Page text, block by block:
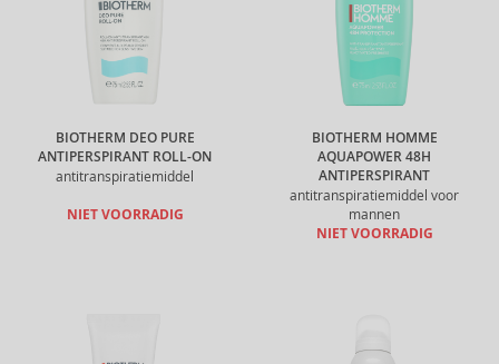
BIOTHERM DEO PURE
ANTIPERSPIRANT ROLL-ON
antitranspiratiemiddel
NIET VOORRADIG
BIOTHERM HOMME
AQUAPOWER 48H
ANTIPERSPIRANT
antitranspiratiemiddel voor
mannen
NIET VOORRADIG